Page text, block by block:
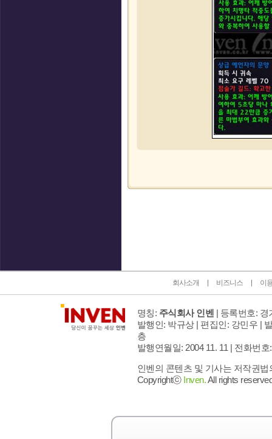
회사소개 비즈니스 이
명칭: 주식회사 인벤 | 등록번호: 경
발행인: 박규상 | 편집인: 강민우 |
층
발행연월일: 2004 11. 11 | 전화번호
인벤의 콘텐츠 및 기사는 저작권
Copyrightⓒ Inven.All rights